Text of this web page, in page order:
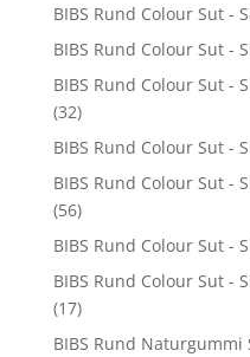
BIBS Rund Colour Sut -
BIBS Rund Colour Sut -
BIBS Rund Colour Sut -
(32)
BIBS Rund Colour Sut -
BIBS Rund Colour Sut -
(56)
BIBS Rund Colour Sut -
BIBS Rund Colour Sut -
(17)
BIBS Rund Naturgummi